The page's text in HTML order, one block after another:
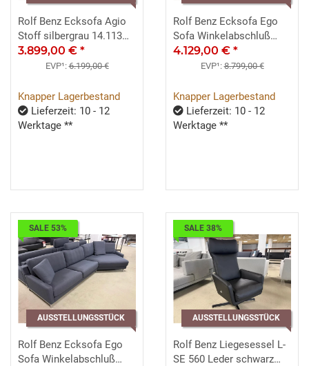
Rolf Benz Ecksofa Agio
Stoff silbergrau 14.113
lack. schwarz
3.899,00 € *
EVP¹:6.199,00 €
Knapper Lagerbestand
Lieferzeit: 10 - 12
Werktage **
Rolf Benz Ecksofa Ego
Sofa Winkelabschluß
Stoff petrol-braun 26.301
4.129,00 € *
EVP¹:8.799,00 €
Knapper Lagerbestand
Lieferzeit: 10 - 12
Werktage **
AUSSTELLUNGSSTÜCK
SALE 53%
Rolf Benz Ecksofa Ego
Sofa Winkelabschluß
AUSSTELLUNGSSTÜCK
SALE 38%
Rolf Benz Liegesessel L-
SE 560 Leder schwarz